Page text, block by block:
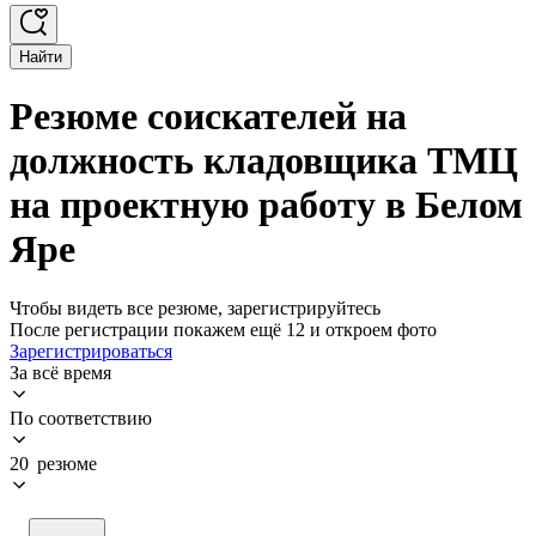
Найти
Резюме соискателей на
должность кладовщика ТМЦ
на проектную работу в Белом
Яре
Чтобы видеть все резюме, зарегистрируйтесь
После регистрации покажем ещё 12 и откроем фото
Зарегистрироваться
За всё время
По соответствию
20 резюме